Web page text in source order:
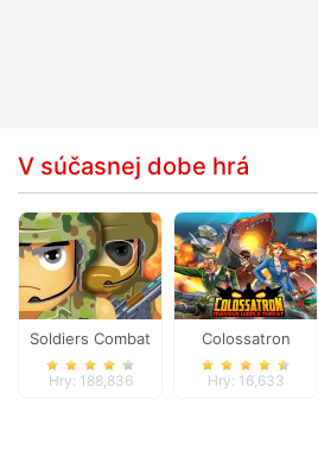
V súčasnej dobe hrá
Soldiers Combat
Hry: 188,836
Colossatron
Hry: 16,633